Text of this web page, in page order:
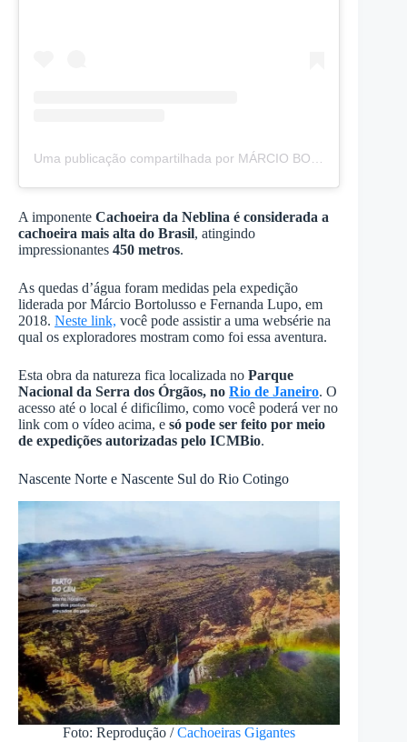
Uma publicação compartilhada por MÁRCIO BORTOLUSSO – Photoverde (@marcio.bortolusso_doc.explorer)
A imponente Cachoeira da Neblina é considerada a
cachoeira mais alta do Brasil, atingindo
impressionantes 450 metros.
As quedas d’água foram medidas pela expedição
liderada por Márcio Bortolusso e Fernanda Lupo, em
2018. Neste link, você pode assistir a uma websérie na
qual os exploradores mostram como foi essa aventura.
Esta obra da natureza fica localizada no Parque
Nacional da Serra dos Órgãos, no Rio de Janeiro. O
acesso até o local é dificílimo, como você poderá ver no
link com o vídeo acima, e só pode ser feito por meio
de expedições autorizadas pelo ICMBio.
Nascente Norte e Nascente Sul do Rio Cotingo
Foto: Reprodução /Cachoeiras Gigantes